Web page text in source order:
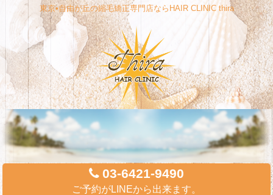
東京•自由が丘の縮毛矯正専門店ならHAIR CLINIC thira
03-6421-9490
ご予約がLINEから出来ます。